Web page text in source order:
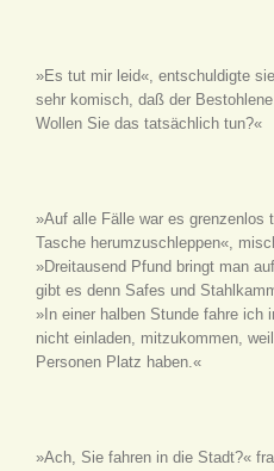
»Es tut mir leid«, entschuldigte
sehr komisch, daß der
Wollen Sie das tatsächlich tun?«
»Auf alle Fälle war es grenzenlos
Tasche herumzuschleppen«,
»Dreitausend Pfund bringt man
gibt es denn Safes und
»In einer halben Stunde fahre ich
nicht einladen, mitzukommen,
Personen Platz haben.«
»Ach, Sie fahren in die Stadt?«